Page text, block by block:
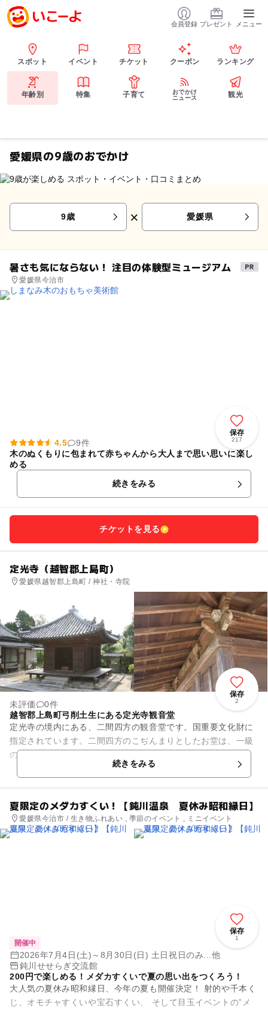
会員登録 プレゼント メニュー
スポット イベント チケット クーポン ランキング
年齢別 特集 子育て
おでかけ
ニュース
観光
愛媛県の9歳のおでかけ
9歳 × 愛媛県
暑さも気にならない！ 注目の体験型ミュージアム
愛媛県今治市
保存
217
4.5
9件
木のぬくもりに包まれて赤ちゃんから大人まで思い思いに楽し
める
続きをみる
チケットを見る
定光寺（越智郡上島町）
愛媛県越智郡上島町 / 神社・寺院
保存
2
未評価
0件
越智郡上島町弓削土生にある定光寺観音堂
定光寺の境内にある、二間四方の観音堂です。国重要文化財に
指定されています。二間四方のこぢんまりとしたお堂は、一級
の工人の作といわれ、釘、金具を使わない精巧な造りで、一見
の価値があります。天井板に...続きをみる
夏限定のメダカすくい！【鈍川温泉 夏休み昭和縁日】
愛媛県今治市 / 生き物ふれあい , 季節のイベント , ミニイベント
保存
1
開催中
2026年7月4日(土)～8月30日(日) 土日祝日のみ...他
鈍川せせらぎ交流館
200円で楽しめる！メダカすくいで夏の思い出をつくろう！
大人気の夏休み昭和縁日、今年の夏も開催決定！ 射的や千本く
じ、オモチャすくいや宝石すくい、 そして目玉イベントの”メ